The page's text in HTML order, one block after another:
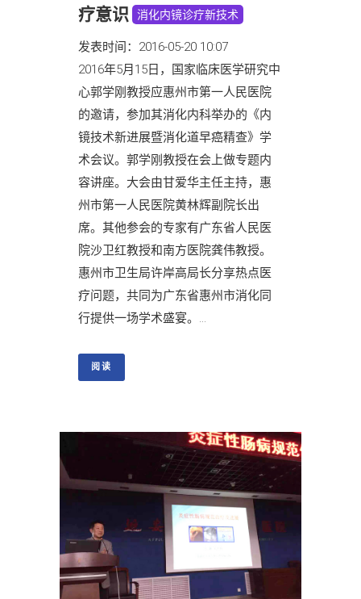
疗意识
消化内镜诊疗新技术
发表时间：2016-05-20 10:07
2016年5月15日，国家临床医学研究中
心郭学刚教授应惠州市第一人民医院
的邀请，参加其消化内科举办的《内
镜技术新进展暨消化道早癌精查》学
术会议。郭学刚教授在会上做专题内
容讲座。大会由甘爱华主任主持，惠
州市第一人民医院黄林辉副院长出
席。其他参会的专家有广东省人民医
院沙卫红教授和南方医院龚伟教授。
惠州市卫生局许岸高局长分享热点医
疗问题，共同为广东省惠州市消化同
行提供一场学术盛宴。...
阅读